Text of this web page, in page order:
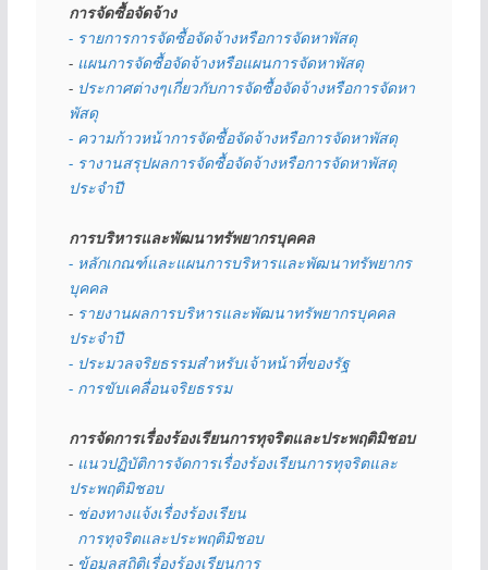
การจัดซื้อจัดจ้าง
- รายการการจัดซื้อจัดจ้างหรือการจัดหาพัสดุ
- แผนการจัดซื้อจัดจ้างหรือแผนการจัดหาพัสดุ
- ประกาศต่างๆเกี่ยวกับการจัดซื้อจัดจ้างหรือการจัดหา
พัสดุ
- ความก้าวหน้าการจัดซื้อจัดจ้างหรือการจัดหาพัสดุ
- รางานสรุปผลการจัดซื้อจัดจ้างหรือการจัดหาพัสดุ
ประจำปี
การบริหารและพัฒนาทรัพยากรบุคคล
- หลักเกณฑ์และแผนการบริหารและพัฒนาทรัพยากร
บุคคล
- รายงานผลการบริหารและพัฒนาทรัพยากรบุคคล
ประจำปี
- ประมวลจริยธรรมสำหรับเจ้าหน้าที่ของรัฐ
- การขับเคลื่อนจริยธรรม
การจัดการเรื่องร้องเรียนการทุจริตและประพฤติมิชอบ
- แนวปฏิบัติการจัดการเรื่องร้องเรียนการทุจริตและ
ประพฤติมิชอบ
- ช่องทางแจ้งเรื่องร้องเรียน
  การทุจริตและประพฤติมิชอบ
- ข้อมูลสถิติเรื่องร้องเรียนการ